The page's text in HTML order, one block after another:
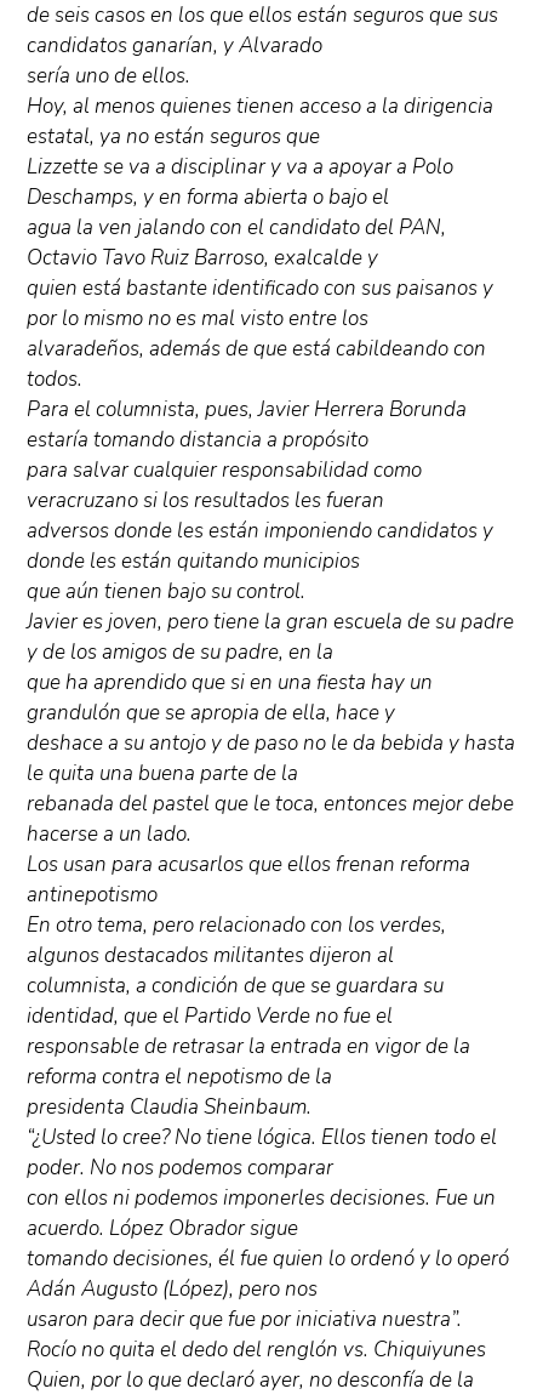
de seis casos en los que ellos están seguros que sus
candidatos ganarían, y Alvarado
sería uno de ellos.
Hoy, al menos quienes tienen acceso a la dirigencia
estatal, ya no están seguros que
Lizzette se va a disciplinar y va a apoyar a Polo
Deschamps, y en forma abierta o bajo el
agua la ven jalando con el candidato del PAN,
Octavio Tavo Ruiz Barroso, exalcalde y
quien está bastante identificado con sus paisanos y
por lo mismo no es mal visto entre los
alvaradeños, además de que está cabildeando con
todos.
Para el columnista, pues, Javier Herrera Borunda
estaría tomando distancia a propósito
para salvar cualquier responsabilidad como
veracruzano si los resultados les fueran
adversos donde les están imponiendo candidatos y
donde les están quitando municipios
que aún tienen bajo su control.
Javier es joven, pero tiene la gran escuela de su padre
y de los amigos de su padre, en la
que ha aprendido que si en una fiesta hay un
grandulón que se apropia de ella, hace y
deshace a su antojo y de paso no le da bebida y hasta
le quita una buena parte de la
rebanada del pastel que le toca, entonces mejor debe
hacerse a un lado.
Los usan para acusarlos que ellos frenan reforma
antinepotismo
En otro tema, pero relacionado con los verdes,
algunos destacados militantes dijeron al
columnista, a condición de que se guardara su
identidad, que el Partido Verde no fue el
responsable de retrasar la entrada en vigor de la
reforma contra el nepotismo de la
presidenta Claudia Sheinbaum.
“¿Usted lo cree? No tiene lógica. Ellos tienen todo el
poder. No nos podemos comparar
con ellos ni podemos imponerles decisiones. Fue un
acuerdo. López Obrador sigue
tomando decisiones, él fue quien lo ordenó y lo operó
Adán Augusto (López), pero nos
usaron para decir que fue por iniciativa nuestra”.
Rocío no quita el dedo del renglón vs. Chiquiyunes
Quien, por lo que declaró ayer, no desconfía de la